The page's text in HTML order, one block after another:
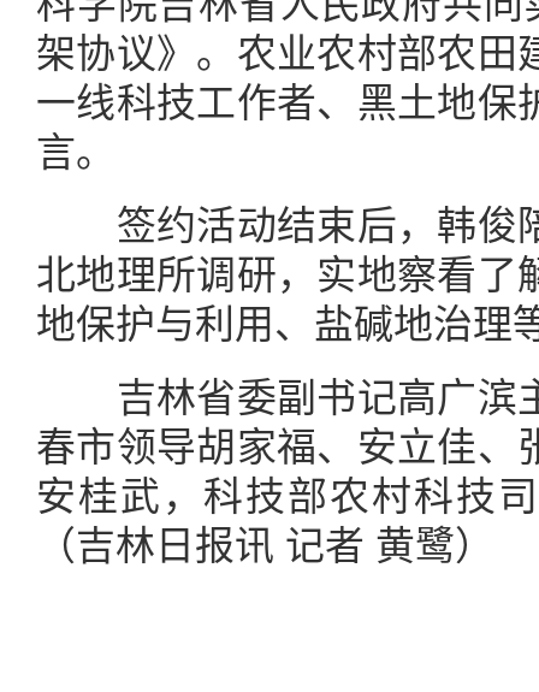
架协议》。农业农村部农田
一线科技工作者、黑土地保
言。
签约活动结束后，韩俊
北地理所调研，实地察看了
地保护与利用、盐碱地治理
吉林省委副书记高广滨
春市领导胡家福、安立佳、
安桂武，科技部农村科技
（吉林日报讯 记者 黄鹭）